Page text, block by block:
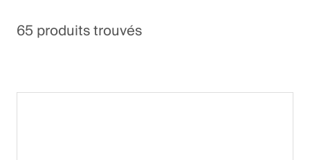
Suisse
Français
65 produits trouvés